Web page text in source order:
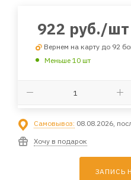
922 руб./шт
Вернем на карту до 92
Меньше 10 шт
Самовывоз: 08.08.2026,
Хочу в подарок
ЗАПИСЬ